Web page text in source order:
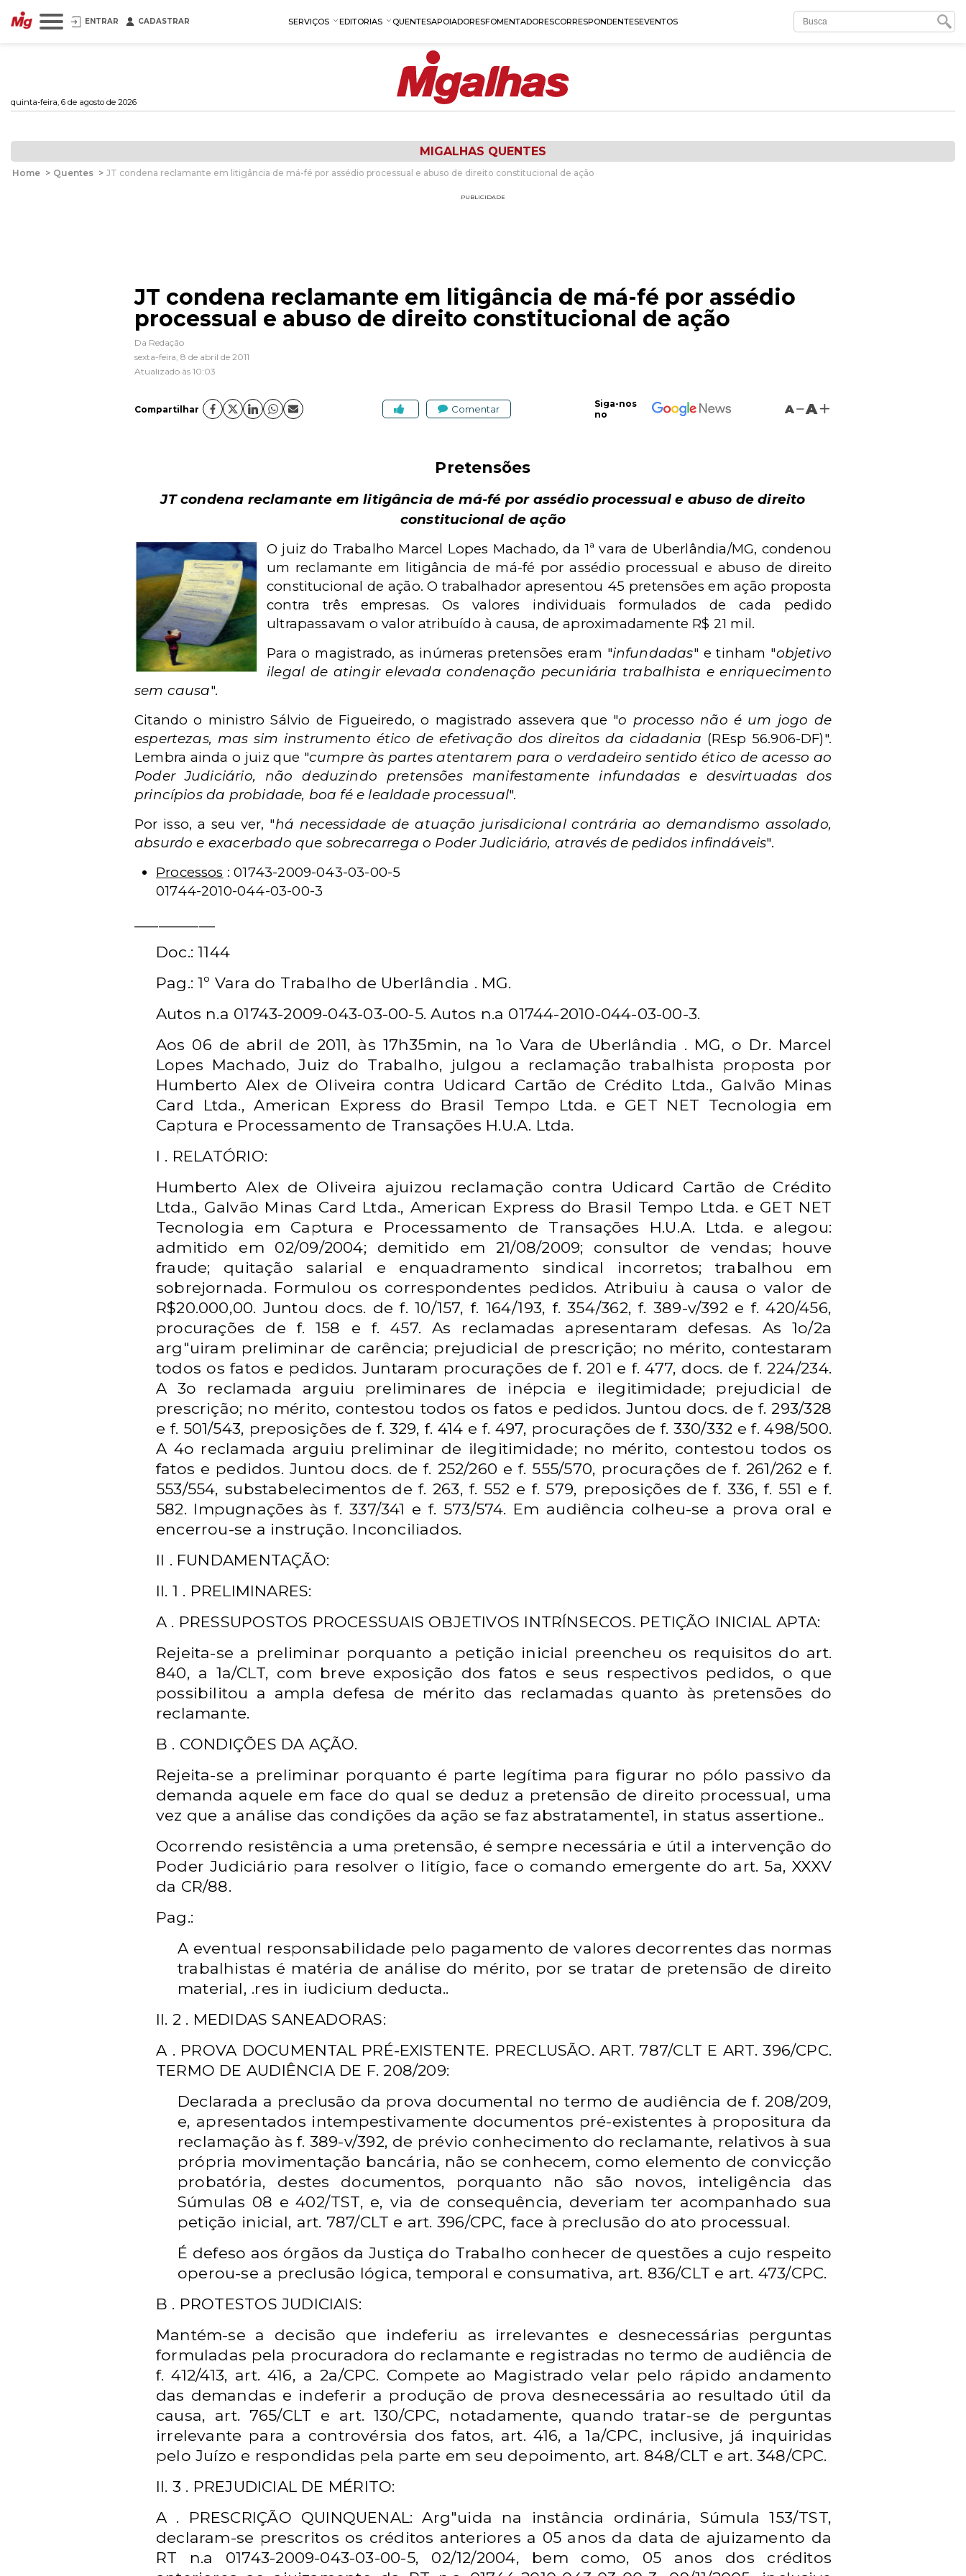
ENTRAR CADASTRAR SERVIÇOS EDITORIAS QUENTESAPOIADORESFOMENTADORESCORRESPONDENTESEVENTOS
quinta-feira, 6 de agosto de 2026
MIGALHAS QUENTES
Home > Quentes > JT condena reclamante em litigância de má-fé por assédio processual e abuso de direito constitucional de ação
PUBLICIDADE
JT condena reclamante em litigância de má-fé por assédio
processual e abuso de direito constitucional de ação
Da Redação
sexta-feira, 8 de abril de 2011
Atualizado às 10:03
Compartilhar Comentar
Siga-nos
no
A A
Pretensões
JT condena reclamante em litigância de má-fé por assédio processual e abuso de direito
constitucional de ação
O juiz do Trabalho Marcel Lopes Machado, da 1ª vara de Uberlândia/MG, condenou
um reclamante em litigância de má-fé por assédio processual e abuso de direito
constitucional de ação. O trabalhador apresentou 45 pretensões em ação proposta
contra três empresas. Os valores individuais formulados de cada pedido
ultrapassavam o valor atribuído à causa, de aproximadamente R$ 21 mil.
Para o magistrado, as inúmeras pretensões eram "infundadas" e tinham "objetivo
ilegal de atingir elevada condenação pecuniária trabalhista e enriquecimento
sem causa".
Citando o ministro Sálvio de Figueiredo, o magistrado assevera que "o processo não é um jogo de
espertezas, mas sim instrumento ético de efetivação dos direitos da cidadania (REsp 56.906-DF)".
Lembra ainda o juiz que "cumpre às partes atentarem para o verdadeiro sentido ético de acesso ao
Poder Judiciário, não deduzindo pretensões manifestamente infundadas e desvirtuadas dos
princípios da probidade, boa fé e lealdade processual".
Por isso, a seu ver, "há necessidade de atuação jurisdicional contrária ao demandismo assolado,
absurdo e exacerbado que sobrecarrega o Poder Judiciário, através de pedidos infindáveis".
Processos : 01743-2009-043-03-00-5
01744-2010-044-03-00-3
Doc.: 1144
Pag.: 1º Vara do Trabalho de Uberlândia . MG.
Autos n.a 01743-2009-043-03-00-5. Autos n.a 01744-2010-044-03-00-3.
Aos 06 de abril de 2011, às 17h35min, na 1o Vara de Uberlândia . MG, o Dr. Marcel
Lopes Machado, Juiz do Trabalho, julgou a reclamação trabalhista proposta por
Humberto Alex de Oliveira contra Udicard Cartão de Crédito Ltda., Galvão Minas
Card Ltda., American Express do Brasil Tempo Ltda. e GET NET Tecnologia em
Captura e Processamento de Transações H.U.A. Ltda.
I . RELATÓRIO:
Humberto Alex de Oliveira ajuizou reclamação contra Udicard Cartão de Crédito
Ltda., Galvão Minas Card Ltda., American Express do Brasil Tempo Ltda. e GET NET
Tecnologia em Captura e Processamento de Transações H.U.A. Ltda. e alegou:
admitido em 02/09/2004; demitido em 21/08/2009; consultor de vendas; houve
fraude; quitação salarial e enquadramento sindical incorretos; trabalhou em
sobrejornada. Formulou os correspondentes pedidos. Atribuiu à causa o valor de
R$20.000,00. Juntou docs. de f. 10/157, f. 164/193, f. 354/362, f. 389-v/392 e f. 420/456,
procurações de f. 158 e f. 457. As reclamadas apresentaram defesas. As 1o/2a
arg"uiram preliminar de carência; prejudicial de prescrição; no mérito, contestaram
todos os fatos e pedidos. Juntaram procurações de f. 201 e f. 477, docs. de f. 224/234.
A 3o reclamada arguiu preliminares de inépcia e ilegitimidade; prejudicial de
prescrição; no mérito, contestou todos os fatos e pedidos. Juntou docs. de f. 293/328
e f. 501/543, preposições de f. 329, f. 414 e f. 497, procurações de f. 330/332 e f. 498/500.
A 4o reclamada arguiu preliminar de ilegitimidade; no mérito, contestou todos os
fatos e pedidos. Juntou docs. de f. 252/260 e f. 555/570, procurações de f. 261/262 e f.
553/554, substabelecimentos def. 263, f. 552 e f. 579, preposições de f. 336, f. 551 e f.
582. Impugnações às f. 337/341 e f. 573/574. Em audiência colheu-se a prova oral e
encerrou-se a instrução. Inconciliados.
II . FUNDAMENTAÇÃO:
II. 1 . PRELIMINARES:
A . PRESSUPOSTOS PROCESSUAIS OBJETIVOS INTRÍNSECOS. PETIÇÃO INICIAL APTA:
Rejeita-se a preliminar porquanto a petição inicial preencheu os requisitos do art.
840, a 1a/CLT, com breve exposição dos fatos e seus respectivos pedidos, o que
possibilitou a ampla defesa de mérito das reclamadas quanto às pretensões do
reclamante.
B . CONDIÇÕES DA AÇÃO.
Rejeita-se a preliminar porquanto é parte legítima para figurar no pólo passivo da
demanda aquele em face do qual se deduz a pretensão de direito processual, uma
vez que a análise das condições da ação se faz abstratamente1, in status assertione..
Ocorrendo resistência a uma pretensão, é sempre necessária e útil a intervenção do
Poder Judiciário para resolver o litígio, face o comando emergente do art. 5a, XXXV
da CR/88.
Pag.:
A eventual responsabilidade pelo pagamento de valores decorrentes das normas
trabalhistas é matéria de análise do mérito, por se tratar de pretensão de direito
material, .res in iudicium deducta..
II. 2 . MEDIDAS SANEADORAS:
A . PROVA DOCUMENTAL PRÉ-EXISTENTE. PRECLUSÃO. ART. 787/CLT E ART. 396/CPC.
TERMO DE AUDIÊNCIA DE F. 208/209:
Declarada a preclusão da prova documental no termo de audiência de f. 208/209,
e, apresentados intempestivamente documentos pré-existentes à propositura da
reclamação às f. 389-v/392, de prévio conhecimento do reclamante, relativos à sua
própria movimentação bancária, não se conhecem, como elemento de convicção
probatória, destes documentos, porquanto não são novos, inteligência das
Súmulas 08 e 402/TST, e, via de consequência, deveriam ter acompanhado sua
petição inicial, art. 787/CLT e art. 396/CPC, face à preclusão do ato processual.
É defeso aos órgãos da Justiça do Trabalho conhecer de questões a cujo respeito
operou-se a preclusão lógica, temporal e consumativa, art. 836/CLT e art. 473/CPC.
B . PROTESTOS JUDICIAIS:
Mantém-se a decisão que indeferiu as irrelevantes e desnecessárias perguntas
formuladas pela procuradora do reclamante e registradas no termo de audiência de
f. 412/413, art. 416, a 2a/CPC. Compete ao Magistrado velar pelo rápido andamento
das demandas e indeferir a produção de prova desnecessária ao resultado útil da
causa, art. 765/CLT e art. 130/CPC, notadamente, quando tratar-se de perguntas
irrelevante para a controvérsia dos fatos, art. 416, a 1a/CPC, inclusive, já inquiridas
pelo Juízo e respondidas pela parte em seu depoimento, art. 848/CLT e art. 348/CPC.
II. 3 . PREJUDICIAL DE MÉRITO:
A . PRESCRIÇÃO QUINQUENAL: Arg"uida na instância ordinária, Súmula 153/TST,
declaram-se prescritos os créditos anteriores a 05 anos da data de ajuizamento da
RT n.a 01743-2009-043-03-00-5, 02/12/2004, bem como, 05 anos dos créditos